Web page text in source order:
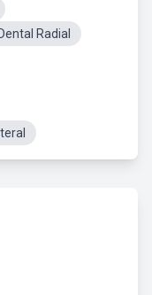
Radial